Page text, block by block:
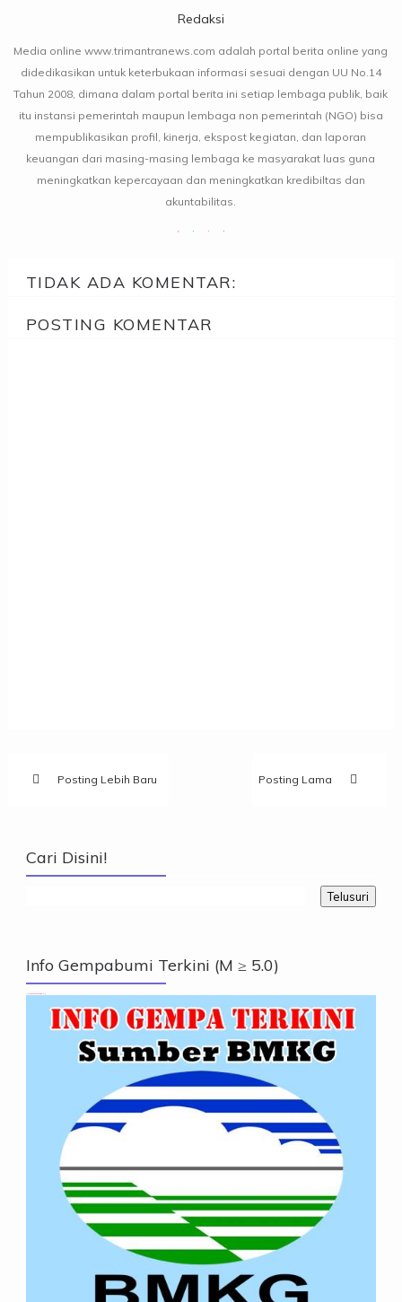
Redaksi
Media online www.trimantranews.com adalah portal berita online yang
didedikasikan untuk keterbukaan informasi sesuai dengan UU No.14
Tahun 2008, dimana dalam portal berita ini setiap lembaga publik, baik
itu instansi pemerintah maupun lembaga non pemerintah (NGO) bisa
mempublikasikan profil, kinerja, ekspost kegiatan, dan laporan
keuangan dari masing-masing lembaga ke masyarakat luas guna
meningkatkan kepercayaan dan meningkatkan kredibiltas dan
akuntabilitas.
TIDAK ADA KOMENTAR:
POSTING KOMENTAR
Posting Lebih Baru Posting Lama
Cari Disini!
Info Gempabumi Terkini (M ≥ 5.0)